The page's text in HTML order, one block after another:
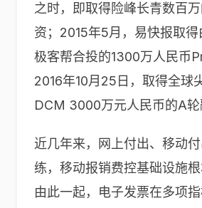
之时，即取得险峰长青数百
资；2015年5月，易快报取得
极客帮合投的1300万人民币
2016年10月25日，取得全球
DCM 3000万元人民币的A轮
近几年来，网上付出、移动
练，移动报销费控基础设施根
由此一起，电子发票在多项